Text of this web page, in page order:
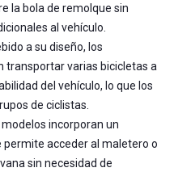
la bola de remolque sin
al vehículo.
a su diseño, los
transportar varias bicicletas a
del vehículo, lo que los
de ciclistas.
incorporan un
acceder al maletero o
sin necesidad de